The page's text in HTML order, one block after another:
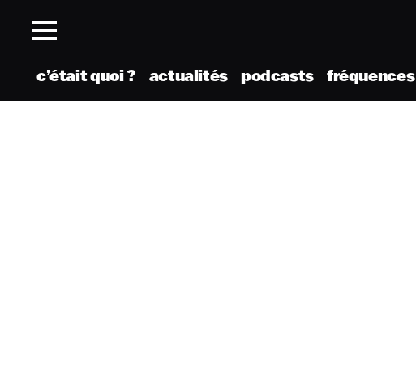
c’était quoi ? actualités podcasts fréquences